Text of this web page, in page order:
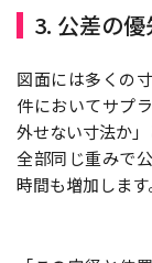
3. 公差の
図面には多くの
件においてサプ
外せない寸法か」
全部同じ重みで
時間も増加します